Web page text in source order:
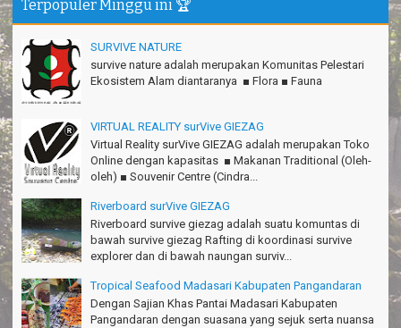
Matius Sinaga - Lampung
Gn.Ciremai seru banget
Ridwan - Bekasi
Pokonya seru, Amazing gmana?!
Thanks Gn.Ciremai mantap
Rian - Surabaya
William - Singapore
TRIms Team surVive atas panduan wisata Kabupaten
Pangandaran
Haturnuhun kang Arief, Citumang seru!
Risna - Garut
Terpopuler Minggu ini 🏆
SURVIVE NATURE
survive nature adalah merupakan Komunitas Pelestari
Ekosistem Alam diantaranya ■ Flora ■ Fauna
VIRTUAL REALITY surVive GIEZAG
Virtual Reality surVive GIEZAG adalah merupakan Toko
Online dengan kapasitas ■ Makanan Traditional (Oleh-
oleh) ■ Souvenir Centre (Cindra...
Riverboard surVive GIEZAG
Riverboard survive giezag adalah suatu komuntas di
bawah survive giezag Rafting di koordinasi survive
explorer dan di bawah naungan surviv...
Tropical Seafood Madasari Kabupaten Pangandaran
Dengan Sajian Khas Pantai Madasari Kabupaten
Pangandaran dengan suasana yang sejuk serta nuansa